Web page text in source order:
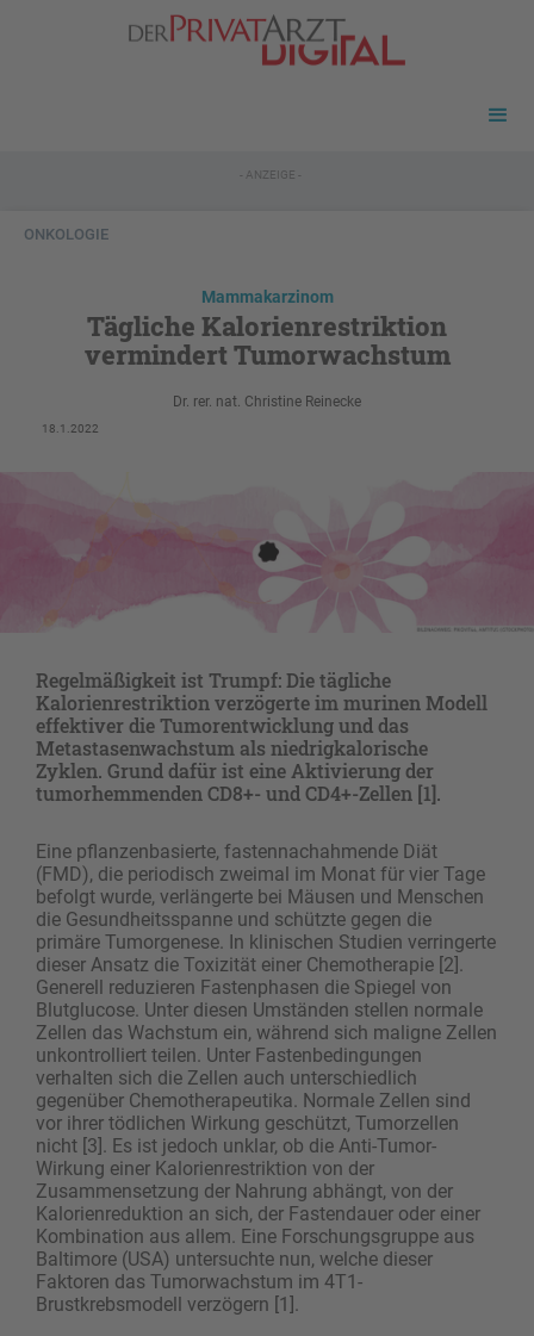
- ANZEIGE -
ONKOLOGIE
Mammakarzinom
Tägliche Kalorienrestriktion
vermindert Tumorwachstum
Dr. rer. nat. Christine Reinecke
18.1.2022
Regelmäßigkeit ist Trumpf: Die tägliche
Kalorienrestriktion verzögerte im murinen Modell
effektiver die Tumorentwicklung und das
Metastasenwachstum als niedrigkalorische
Zyklen. Grund dafür ist eine Aktivierung der
tumorhemmenden CD8+- und CD4+-Zellen [1].
Eine pflanzenbasierte, fastennachahmende Diät
(FMD), die periodisch zweimal im Monat für vier Tage
befolgt wurde, verlängerte bei Mäusen und Menschen
die Gesundheitsspanne und schützte gegen die
primäre Tumorgenese. In klinischen Studien verringerte
dieser Ansatz die Toxizität einer Chemotherapie [2].
Generell reduzieren Fastenphasen die Spiegel von
Blutglucose. Unter diesen Umständen stellen normale
Zellen das Wachstum ein, während sich maligne Zellen
unkontrolliert teilen. Unter Fastenbedingungen
verhalten sich die Zellen auch unterschiedlich
gegenüber Chemotherapeutika. Normale Zellen sind
vor ihrer tödlichen Wirkung geschützt, Tumorzellen
nicht [3]. Es ist jedoch unklar, ob die Anti-Tumor-
Wirkung einer Kalorienrestriktion von der
Zusammensetzung der Nahrung abhängt, von der
Kalorienreduktion an sich, der Fastendauer oder einer
Kombination aus allem. Eine Forschungsgruppe aus
Baltimore (USA) untersuchte nun, welche dieser
Faktoren das Tumorwachstum im 4T1-
Brustkrebsmodell verzögern [1].